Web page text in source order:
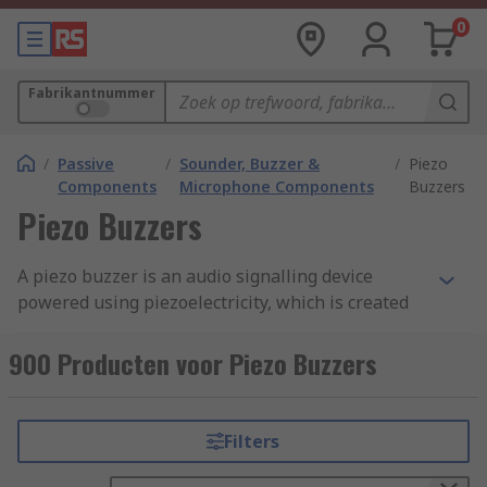
0
Fabrikantnummer
/ Passive
Components
/ Sounder, Buzzer &
Microphone Components
/ Piezo
Buzzers
Piezo Buzzers
A piezo buzzer is an audio signalling device
powered using piezoelectricity, which is created
charge when placed under mechanical stress.
Piezo buzzers were invented by Japanese
How do piezo buzzers work?
900 Producten voor Piezo Buzzers
Filters